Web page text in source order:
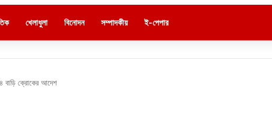
খেলাধুলা বিনোদন সম্পাদকীয় ই-পেপার
৪ বাড়ি ক্রোকের আদেশ